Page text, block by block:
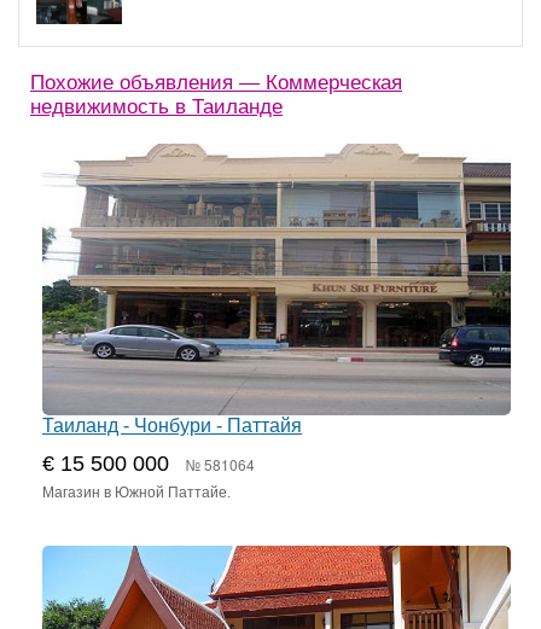
Похожие объявления — Коммерческая
недвижимость в Таиланде
Таиланд - Чонбури - Паттайя
€ 15 500 000 № 581064
Магазин в Южной Паттайе.